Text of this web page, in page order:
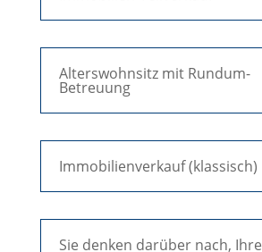
Alterswohnsitz mit Rundum-
Betreuung
Immobilienverkauf (klassisch)
Sie denken darüber nach, Ihre